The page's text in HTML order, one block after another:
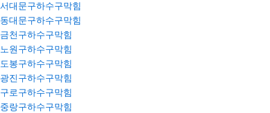
서대문구하수구막힘
동대문구하수구막힘
금천구하수구막힘
노원구하수구막힘
도봉구하수구막힘
광진구하수구막힘
구로구하수구막힘
중랑구하수구막힘